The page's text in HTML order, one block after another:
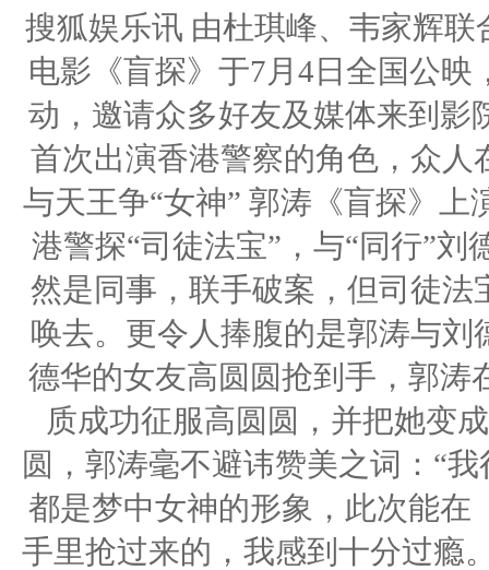
搜狐娱乐讯 由杜琪峰、韦家辉
电影《盲探》于7月4日全国公
动，邀请众多好友及媒体来到影
首次出演香港警察的角色，众人
与天王争“女神” 郭涛《盲探》
港警探“司徒法宝”，与“同行”
然是同事，联手破案，但司徒法
唤去。更令人捧腹的是郭涛与刘
德华的女友高圆圆抢到手，郭涛
质成功征服高圆圆，并把她变
圆，郭涛毫不避讳赞美之词：“
都是梦中女神的形象，此次能在
手里抢过来的，我感到十分过瘾